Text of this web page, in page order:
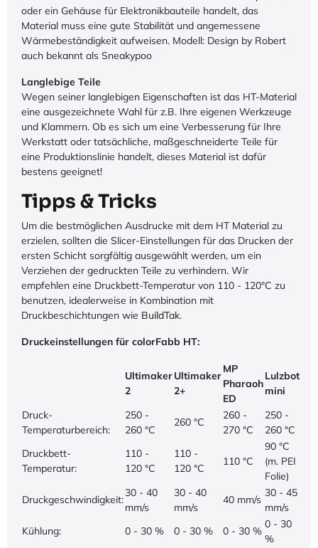
oder ein Gehäuse für Elektronikbauteile handelt, das
Material muss eine gute Stabilität und angemessene
Wärmebeständigkeit aufweisen. Modell: Design by Robert
auch bekannt als Sneakypoo
Langlebige Teile
Wegen seiner langlebigen Eigenschaften ist das HT-Material
eine ausgezeichnete Wahl für z.B. Ihre eigenen Werkzeuge
und Klammern. Ob es sich um eine Verbesserung für Ihre
Werkstatt oder tatsächliche, maßgeschneiderte Teile für
eine Produktionslinie handelt, dieses Material ist dafür
bestens geeignet!
Tipps & Tricks
Um die bestmöglichen Ausdrucke mit dem HT Material zu
erzielen, sollten die Slicer-Einstellungen für das Drucken der
ersten Schicht sorgfältig ausgewählt werden, um ein
Verziehen der gedruckten Teile zu verhindern. Wir
empfehlen eine Druckbett-Temperatur von 110 - 120°C zu
benutzen, idealerweise in Kombination mit
Druckbeschichtungen wie BuildTak.
Druckeinstellungen für colorFabb HT:
Ultimaker
2
Ultimaker
2+
MP
Pharaoh
ED
Lulzbot
mini
Druck-
Temperaturbereich:
250 -
260 °C
260 °C
260 -
270 °C
250 -
260 °C
Druckbett-
Temperatur:
110 -
120 °C
110 -
120 °C
110 °C
90 °C
(m. PEI
Folie)
Druckgeschwindigkeit:
30 - 40
mm/s
30 - 40
mm/s
40 mm/s
30 - 45
mm/s
Kühlung:
0 - 30 % 0 - 30 % 0 - 30 %
0 - 30
%